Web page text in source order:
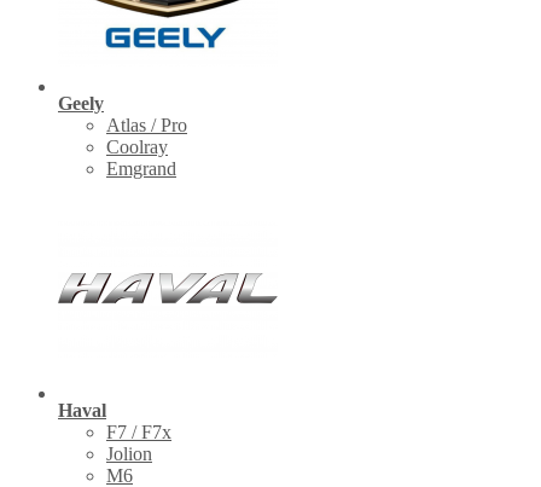
Geely
Atlas / Pro
Coolray
Emgrand
Haval
F7 / F7x
Jolion
M6